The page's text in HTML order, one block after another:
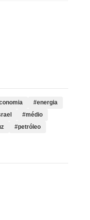
#energia
#médio
#petróleo